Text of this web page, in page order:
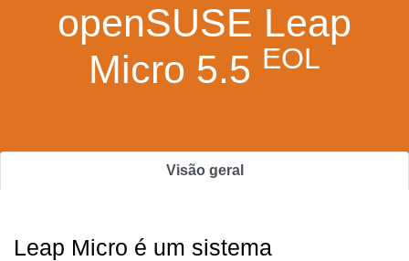
openSUSE Leap
Micro 5.5 EOL
Visão geral
Leap Micro é um sistema